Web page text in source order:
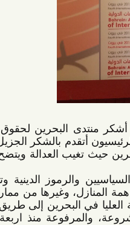
اسمحوا لي بإسم مركز عمان لدراسات حقوق الإنسان أن أشكر منتدى البحرين لحقوق الإنسان
على تنظيم هذا المؤتمر، ويشرفني أن ألقي كلمة الشركاء الرئيسيون أتقدم بالشكر الجزيل للجهود
المبذولة لعقد المؤتمر الحقوقي الدولي الرابع، والخاص بالبحرين حيث تغيب العدالة ويتضح الاخلال
إن استمرار سياسة احتجاز حرية الرجال والنساء والقادة السياسيين والرموز الدينية وتعريضهم
للتعذيب الممنهج، والاعتداء على المتظاهرين السلميين، ومداهمة المنازل، وغيرها من ممارسة قتل
المواطنيين ...إن هذه السياسة ربما ستوصل الإدارة السياسية العليا في البحرين إلى طريق مسدود
للحوار الذي يفضي للإستجابة لمطالب شعب البحرين المشروعة، والمرفوعة منذ اربعة سنوات